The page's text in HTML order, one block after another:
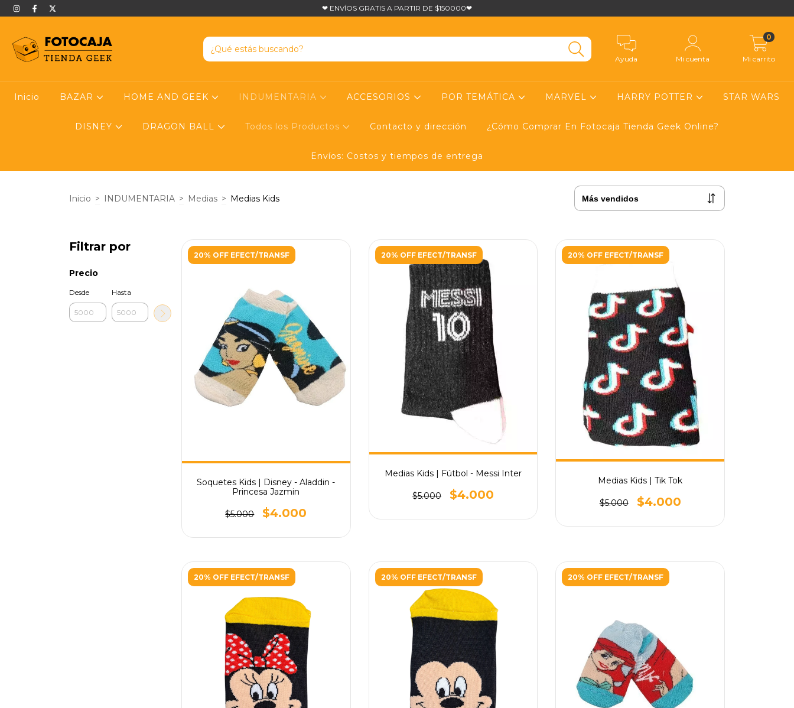
❤ ENVÍOS GRATIS A PARTIR DE $150000❤
Ayuda Mi cuenta Mi carrito
0
Inicio BAZAR HOME AND GEEK INDUMENTARIA ACCESORIOS POR TEMÁTICA MARVEL HARRY POTTER STAR WARS
DISNEY DRAGON BALL Todos los Productos Contacto y dirección ¿Cómo Comprar En Fotocaja Tienda Geek Online?
Envíos: Costos y tiempos de entrega
Inicio > INDUMENTARIA > Medias > Medias Kids
Filtrar por
Precio
Desde Hasta
20% OFF EFECT/TRANSF
Soquetes Kids | Disney - Aladdin -
Princesa Jazmin
$5.000 $4.000
20% OFF EFECT/TRANSF
Medias Kids | Fútbol - Messi Inter
$5.000 $4.000
20% OFF EFECT/TRANSF
Medias Kids | Tik Tok
$5.000 $4.000
20% OFF EFECT/TRANSF 20% OFF EFECT/TRANSF 20% OFF EFECT/TRANSF